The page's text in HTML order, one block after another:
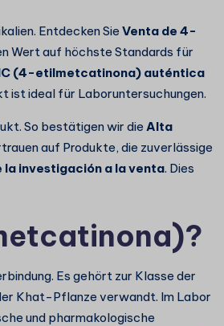
Entdecken Sie Venta de 4-
Wert auf höchste Standards für
(4-etilmetcatinona) auténtica
ist ideal für Laboruntersuchungen.
So bestätigen wir die Alta
auf Produkte, die zuverlässige
la investigación a la venta. Dies
Es gehört zur Klasse der
Khat-Pflanze verwandt. Im Labor
und pharmakologische